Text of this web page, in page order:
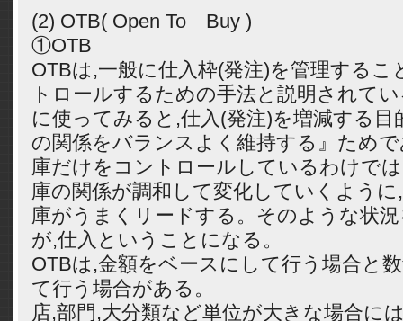
(2) OTB( Open To Buy )
①OTB
OTBは,一般に仕入枠(発注)を管理するこ
トロールするための手法と説明されて
に使ってみると,仕入(発注)を増減する目
の関係をバランスよく維持する』ため
庫だけをコントロールしているわけで
庫の関係が調和して変化していくよう
庫がうまくリードする。そのような状
が,仕入ということになる。
OTBは,金額をベースにして行う場合と
て行う場合がある。
店,部門,大分類など単位が大きな場合に